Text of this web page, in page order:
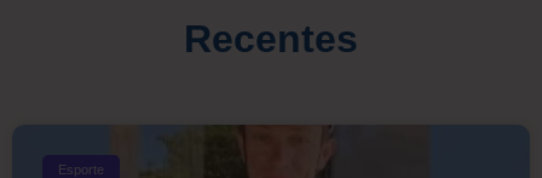
Recentes
Esporte